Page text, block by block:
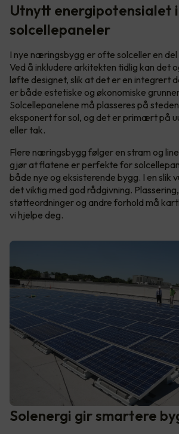
Utnytt energipotensialet i
solcellepaneler
I nye næringsbygg er ofte solceller en del
Ved å inkludere arkitekten tidlig kan det
løfte designet, slik at det er en integrert
er både estetiske og økonomiske
Solcellepanelene må plasseres på
eksponert for sol, og det er primært på
eller tak.
Flere næringsbygg følger en stram og
gjør at flatene er perfekte for
både nye og eksisterende bygg. I en slik
det viktig med god rådgivning.
støtteordninger og andre forhold må
vi hjelpe deg.
Solenergi gir smartere